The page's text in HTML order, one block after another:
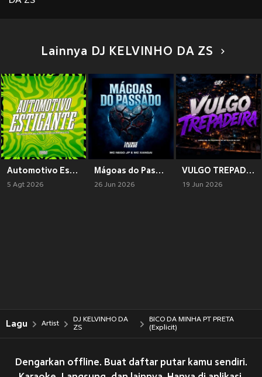
Lainnya DJ KELVINHO DA ZS
Automotivo Estigante
5 Agt 2026
Mágoas do Passado (Explicit)
26 Jun 2026
VULGO TREPADEIRA (Explicit)
19 Jun 2026
Lagu Artist
DJ KELVINHO DA
ZS
BICO DA MINHA PT PRETA
(Explicit)
Dengarkan offline. Buat daftar putar kamu sendiri.